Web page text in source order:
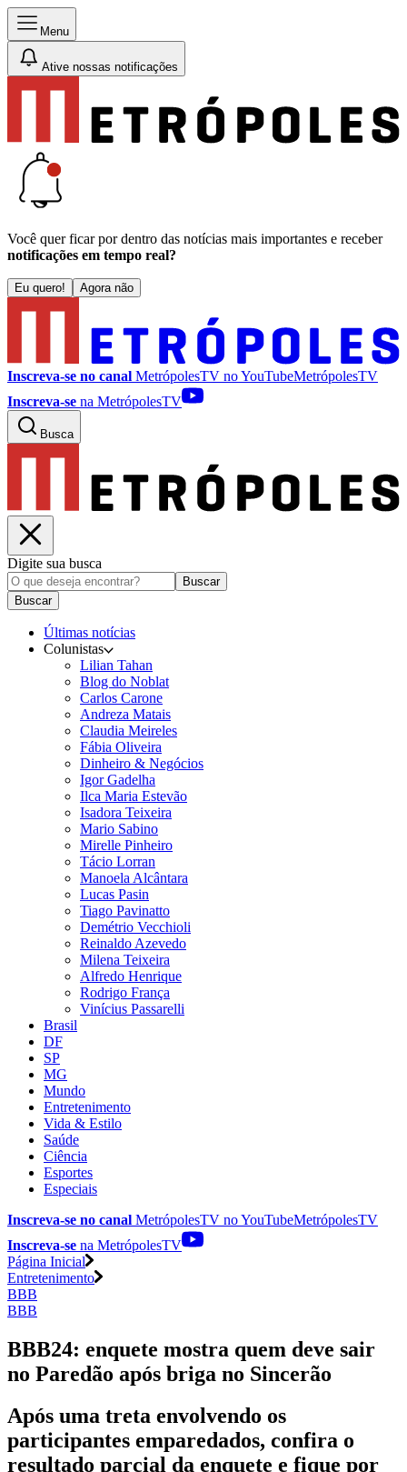
Menu
Ative nossas notificações
Você quer ficar por dentro das notícias mais importantes e receber
notificações em tempo real?
Eu quero! Agora não
Inscreva-se no canal MetrópolesTV noYouTubeMetrópolesTV
Inscreva-se na MetrópolesTV
Busca
Digite sua busca
Buscar
Buscar
Últimas notícias
Colunistas
Lilian Tahan
Blog do Noblat
Carlos Carone
Andreza Matais
Claudia Meireles
Fábia Oliveira
Dinheiro & Negócios
Igor Gadelha
Ilca Maria Estevão
Isadora Teixeira
Mario Sabino
Mirelle Pinheiro
Tácio Lorran
Manoela Alcântara
Lucas Pasin
Tiago Pavinatto
Demétrio Vecchioli
Reinaldo Azevedo
Milena Teixeira
Alfredo Henrique
Rodrigo França
Vinícius Passarelli
Brasil
DF
SP
MG
Mundo
Entretenimento
Vida & Estilo
Saúde
Ciência
Esportes
Especiais
Inscreva-se no canal MetrópolesTV noYouTubeMetrópolesTV
Inscreva-se na MetrópolesTV
Página Inicial
Entretenimento
BBB
BBB
BBB24: enquete mostra quem deve sair
no Paredão após briga no Sincerão
Após uma treta envolvendo os
participantes emparedados, confira o
resultado parcial da enquete e fique por